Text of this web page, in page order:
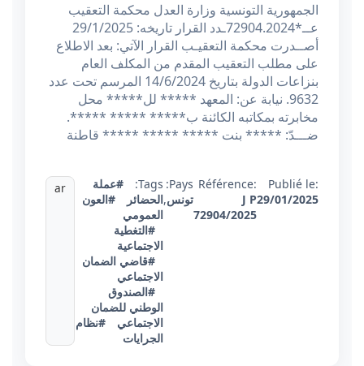
الجمهورية التونسية وزارة العدل محكمة التعقيب
عــ*72904.2024ـدد القرار تاريخه: 29/1/2025
أصــدرت محكمة التعقيـب القرار الآتي: بعد الاطلاع
على مطلب التعقيب المقدم من المكلف العام
بنزاعات الدولة بتاريخ 14/6/2024 المرسم تحت عدد
9632. نيابة عن: المعهد ***** لل***** محل
مخابرته بمكاتبه الكائنة ب***** ***** *****.
ضـــدّ: ***** بنت ***** ***** ***** قاطنة
Publié le:
29/01/2025
Référence:
J P
72904/2025
Pays:
تونس,
Tags:
#عملة
الحضائر
#العون
العمومي
#التغطية
الاجتماعية
#قاضي الضمان
الاجتماعي
#الصندوق
الوطني للضمان
الاجتماعي
#نظام
الجرايات
ar